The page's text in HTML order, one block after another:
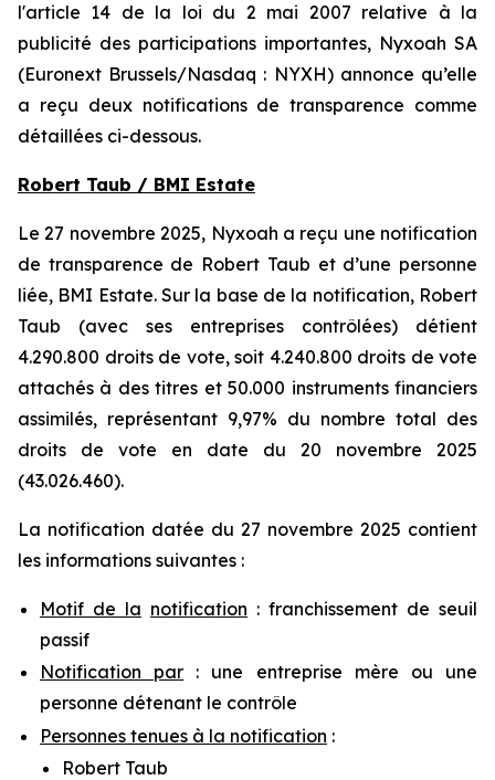
l'article 14 de la loi du 2 mai 2007 relative à la
publicité des participations importantes, Nyxoah SA
(Euronext Brussels/Nasdaq : NYXH) annonce qu’elle
a reçu deux notifications de transparence comme
détaillées ci-dessous.
Robert Taub / BMI Estate
Le 27 novembre 2025, Nyxoah a reçu une notification
de transparence de Robert Taub et d’une personne
liée, BMI Estate. Sur la base de la notification, Robert
Taub (avec ses entreprises contrôlées) détient
4.290.800 droits de vote, soit 4.240.800 droits de vote
attachés à des titres et 50.000 instruments financiers
assimilés, représentant 9,97% du nombre total des
droits de vote en date du 20 novembre 2025
(43.026.460).
La notification datée du 27 novembre 2025 contient
les informations suivantes :
Motif de la notification : franchissement de seuil
passif
Notification par : une entreprise mère ou une
personne détenant le contrôle
Personnes tenues à la notification :
Robert Taub